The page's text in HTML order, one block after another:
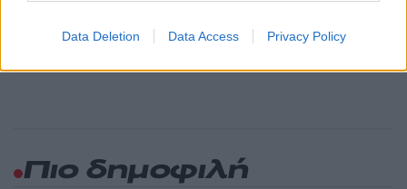
Data Deletion Data Access Privacy Policy
ενημερωθείτε πρώτοι για όλη την ειδησεογραφία και τα
Πιο δημοφιλή